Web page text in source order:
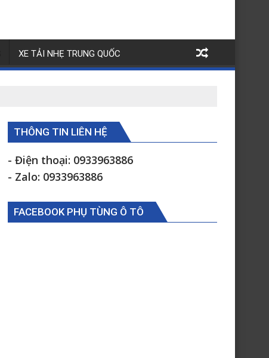
XE TẢI NHẸ TRUNG QUỐC
THÔNG TIN LIÊN HỆ
- Điện thoại: 0933963886
- Zalo: 0933963886
FACEBOOK PHỤ TÙNG Ô TÔ